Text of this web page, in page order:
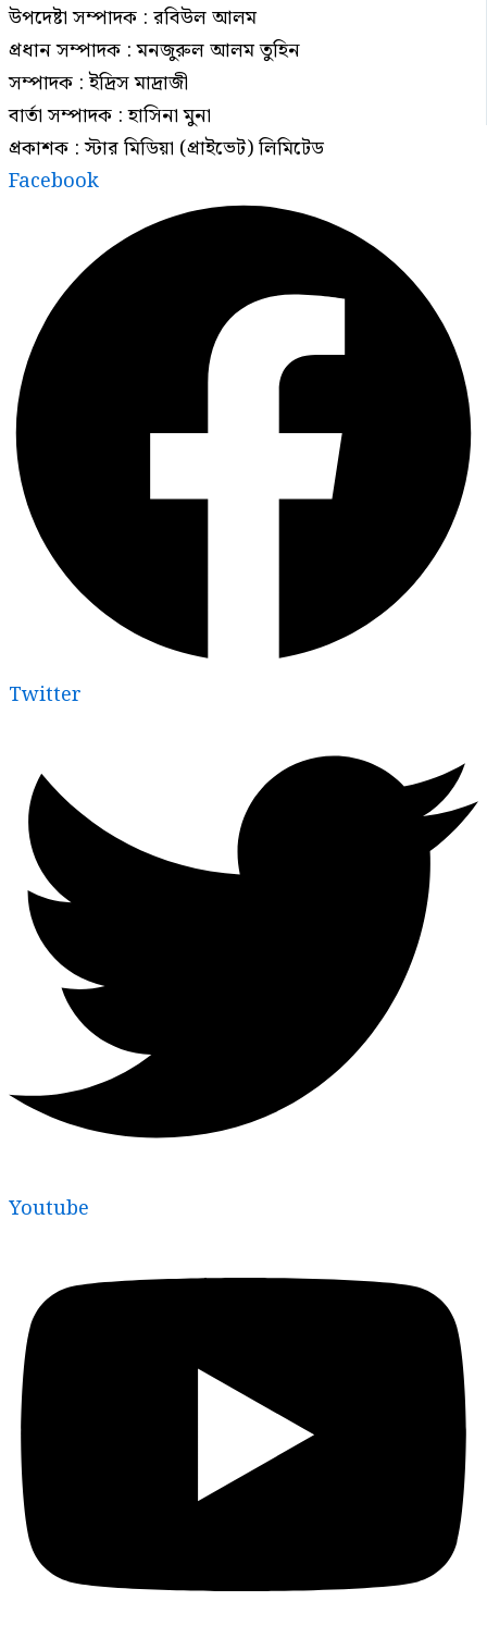
উপদেষ্টা সম্পাদক : রবিউল আলম
প্রধান সম্পাদক : মনজুরুল আলম তুহিন
সম্পাদক : ইদ্রিস মাদ্রাজী
বার্তা সম্পাদক : হাসিনা মুনা
প্রকাশক : স্টার মিডিয়া (প্রাইভেট) লিমিটেড
Facebook
Twitter
Youtube